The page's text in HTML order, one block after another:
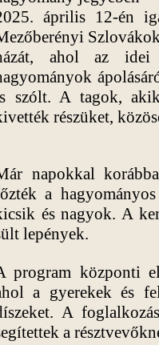
április 12-én
ahol az idei
szólt. A tagok,
részüket,
napokkal
a
és nagyok. A
lepények.
program központi
a gyerekek és
A
a